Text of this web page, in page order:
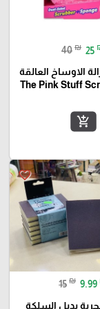
40 ₪ 25
الاوساخ العالقة
The Pink Stuff
add_shopping_cart
favorite_border
15 ₪ 9.99
بديل السلكة